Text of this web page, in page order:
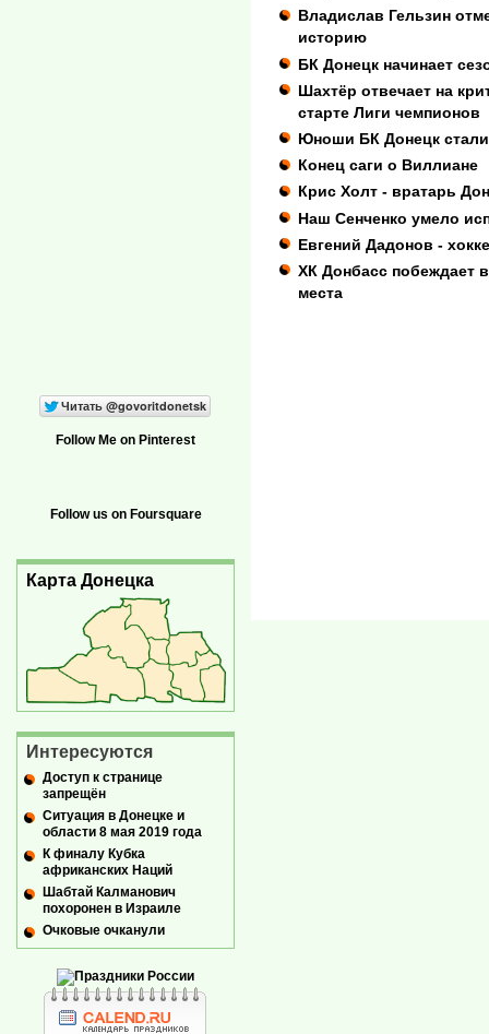
Владислав Гельзин
историю
БК Донецк начинает
Шахтёр отвечает на
старте Лиги чемпионов
Юноши БК Донецк
Конец саги о Виллиане
Крис Холт - вратарь
Наш Сенченко умело
Евгений Дадонов -
ХК Донбасс побеждает
места
Follow Me on Pinterest
Follow us on Foursquare
Карта Донецка
Интересуются
Доступ к странице
запрещён
Ситуация в Донецке и
области 8 мая 2019 года
К финалу Кубка
африканских Наций
Шабтай Калманович
похоронен в Израиле
Очковые очканули